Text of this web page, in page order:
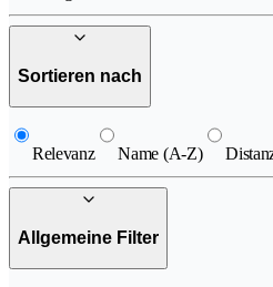
Sortieren nach
Relevanz Name (A-Z)
Allgemeine Filter